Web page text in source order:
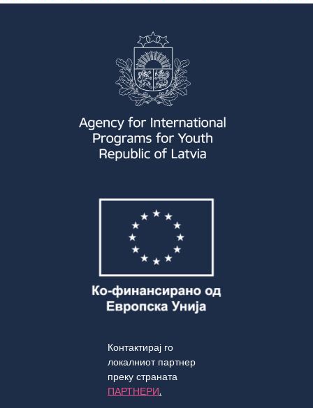
Контактирај го
локалниот партнер
преку страната
ПАРТНЕРИ.